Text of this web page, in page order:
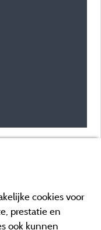
cookies voor
prestatie en
ook kunnen